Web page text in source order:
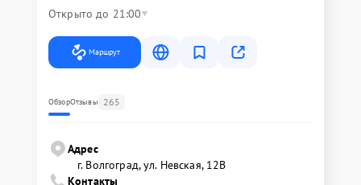
Открыто до 21:00
Маршрут
ОбзорОтзывы 265
Адрес
г. Волгоград, ул. Невская, 12В
Контакты